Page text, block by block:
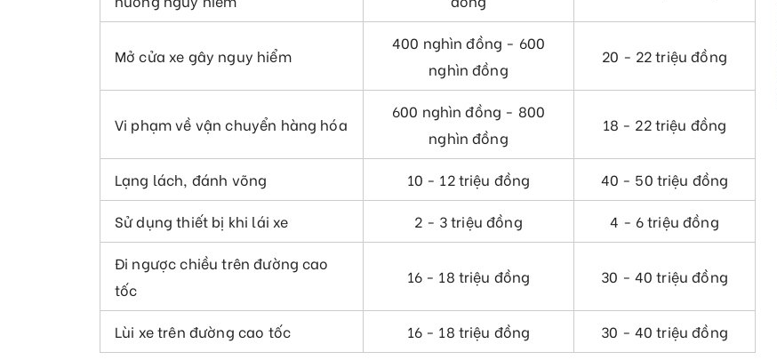
Mở cửa xe gây nguy hiểm
400 nghìn đồng - 600
nghìn đồng
20 - 22 triệu đồng
Vi phạm về vận chuyển hàng hóa
600 nghìn đồng - 800
nghìn đồng
18 - 22 triệu đồng
Lạng lách, đánh võng 10 - 12 triệu đồng 40 - 50 triệu đồng
Sử dụng thiết bị khi lái xe 2 - 3 triệu đồng 4 - 6 triệu đồng
Đi ngược chiều trên đường cao
tốc
16 - 18 triệu đồng 30 - 40 triệu đồng
Lùi xe trên đường cao tốc 16 - 18 triệu đồng 30 - 40 triệu đồng